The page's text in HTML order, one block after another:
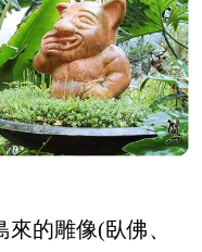
的雕像(臥佛、